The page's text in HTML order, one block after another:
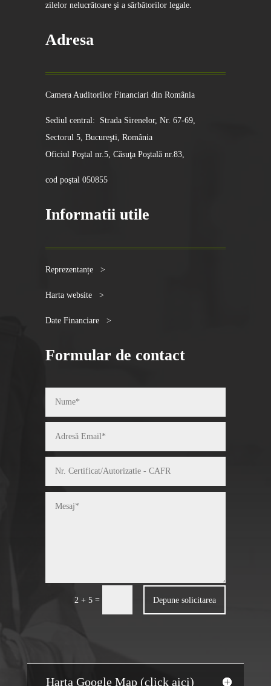
zilelor nelucrătoare şi a sărbătorilor legale.
Adresa
Camera Auditorilor Financiari din România
Sediul central: Strada Sirenelor, Nr. 67-69,
Sectorul 5, Bucureşti, România
Oficiul Poştal nr.5, Căsuţa Poştală nr.83,
cod poştal 050855
Informatii utile
Reprezentanțe >
Harta website >
Date Financiare >
Formular de contact
2 + 5 = Depune solicitarea
Harta Google Map (click aici)